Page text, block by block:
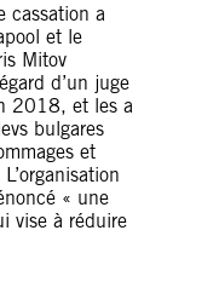
cassation a
et le
Mitov
d’un juge
2018, et les a
bulgares
et
« une
vise à réduire